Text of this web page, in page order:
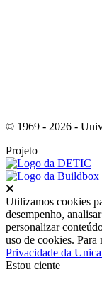
© 1969 - 2026 -
Projeto
Utilizamos cookies
desempenho,
personalizar
uso de cookies. Para
Privacidade da
Estou ciente